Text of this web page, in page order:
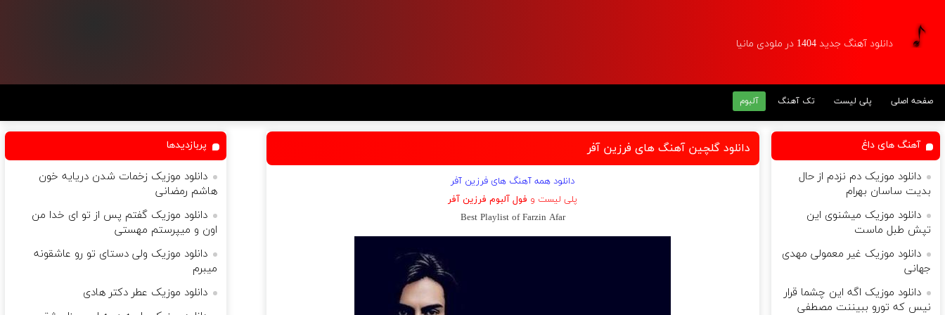
دانلود آهنگ جدید 1404 در ملودی مانیا
صفحه اصلی پلی لیست تک آهنگ آلبوم
دانلود گلچین آهنگ های فرزین آفر
دانلود همه آهنگ های فرزین آفر
پلی لیست و فول آلبوم فرزین آفر
Best Playlist of Farzin Afar
آهنگ های داغ
دانلود موزیک دم نزدم از حال
بدیت ساسان بهرام
دانلود موزیک میشنوی این
تپش طبل ماست
دانلود موزیک غیر معمولی مهدی
جهانی
دانلود موزیک اگه این چشما قرار
نیس که تورو ببیننت مصطفی
پربازدیدها
دانلود موزیک زخمات شدن دریایه خون
هاشم رمضانی
دانلود موزیک گفتم پس از تو ای خدا من
اون و میپرستم مهستی
دانلود موزیک ولی دستای تو رو عاشقونه
میبرم
دانلود موزیک عطر دکتر هادی